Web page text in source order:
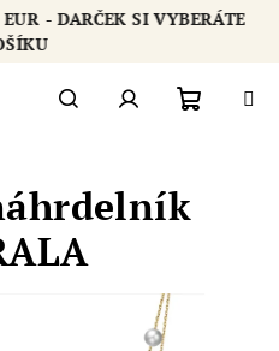
- DARČEK SI VYBERÁTE
košík